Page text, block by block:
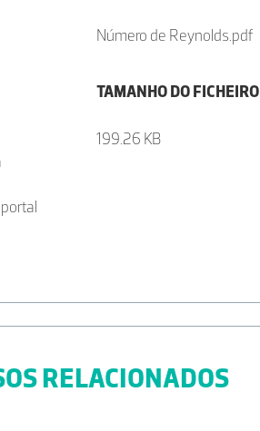
Número de Reynolds.pdf
TAMANHO DO FICHEIRO
199.26 KB
RELACIONADOS